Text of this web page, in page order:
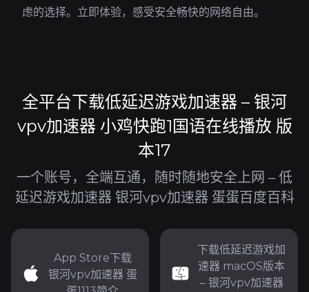
虑的选择。立即体验，感受安全畅快的网络自由。
全平台下载低延迟游戏加速器 – 银河
vpv加速器 小鸡快跑1国语在线播放 版
本17
一个账号，全端互通，随时随地安全上网 – 低
延迟游戏加速器 银河vpv加速器 蛋蛋百度百科
App Store下载
银河vpv加速器 蛋
下载低延迟游戏加
速器 macOS版本
– 银河vpv加速器